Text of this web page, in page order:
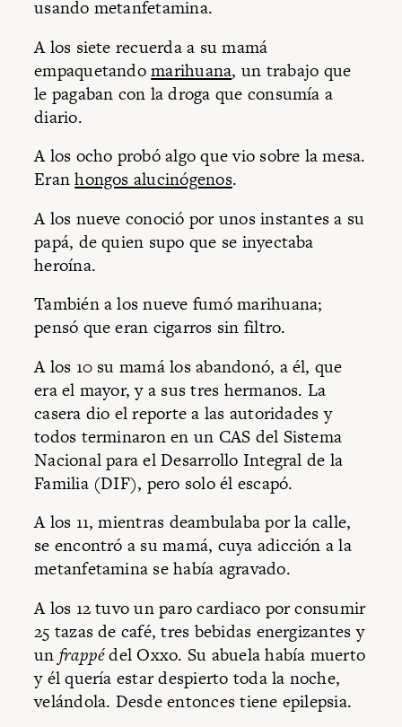
usando metanfetamina.
A los siete recuerda a su mamá
empaquetandomarihuana, un trabajo que
le pagaban con la droga que consumía a
diario.
A los ocho probó algo que vio sobre la mesa.
Eranhongos alucinógenos.
A los nueve conoció por unos instantes a su
papá, de quien supo que se inyectaba
heroína.
También a los nueve fumó marihuana;
pensó que eran cigarros sin filtro.
A los 10 su mamá los abandonó, a él, que
era el mayor, y a sus tres hermanos. La
casera dio el reporte a las autoridades y
todos terminaron en un CAS del Sistema
Nacional para el Desarrollo Integral de la
Familia (DIF), pero solo él escapó.
A los 11, mientras deambulaba por la calle,
se encontró a su mamá, cuya adicción a la
metanfetamina se había agravado.
A los 12 tuvo un paro cardiaco por consumir
25 tazas de café, tres bebidas energizantes y
un frappédel Oxxo. Su abuela había muerto
y él quería estar despierto toda la noche,
velándola. Desde entonces tiene epilepsia.